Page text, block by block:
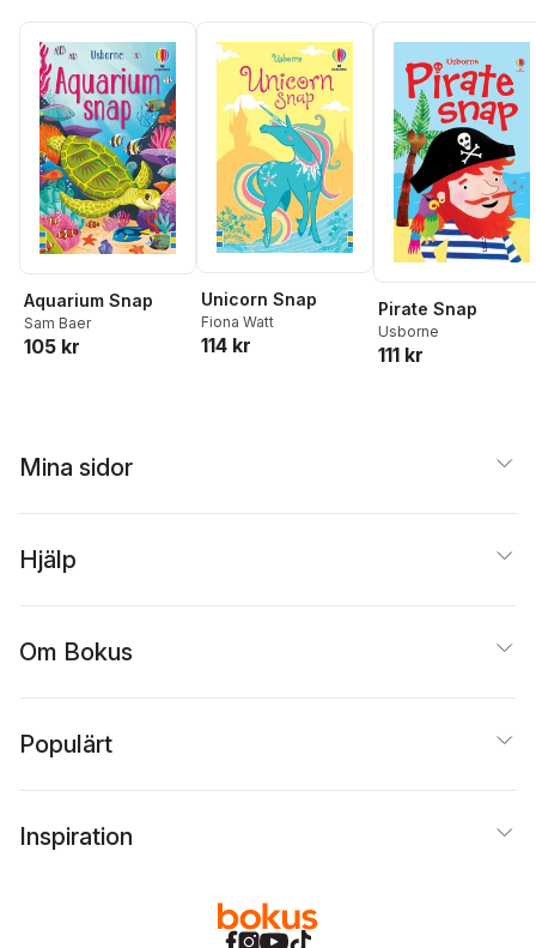
Aquarium Snap
Sam Baer
105 kr
Unicorn Snap
Fiona Watt
114 kr
Pirate Snap
Usborne
111 kr
Mina sidor
Hjälp
Om Bokus
Populärt
Inspiration